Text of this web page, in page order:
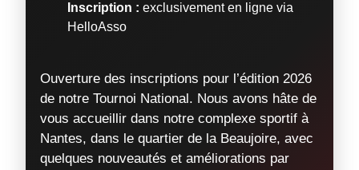
Inscription : exclusivement en ligne via
HelloAsso
Ouverture des inscriptions pour l’édition 2026
de notre Tournoi National. Nous avons hâte de
vous accueillir dans notre complexe sportif à
Nantes, dans le quartier de la Beaujoire, avec
quelques nouveautés et améliorations par